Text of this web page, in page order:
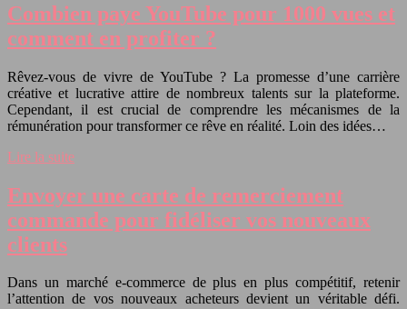
Combien paye YouTube pour 1000 vues et
comment en profiter ?
Rêvez-vous de vivre de YouTube ? La promesse d’une carrière
créative et lucrative attire de nombreux talents sur la plateforme.
Cependant, il est crucial de comprendre les mécanismes de la
rémunération pour transformer ce rêve en réalité. Loin des idées…
Lire la suite
Envoyer une carte de remerciement
commande pour fidéliser vos nouveaux
clients
Dans un marché e-commerce de plus en plus compétitif, retenir
l’attention de vos nouveaux acheteurs devient un véritable défi.